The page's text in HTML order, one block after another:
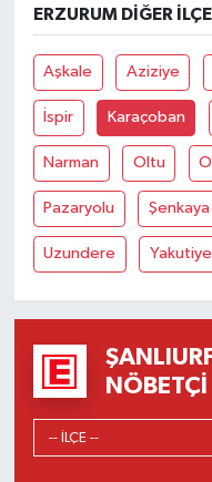
ERZURUM DIĞER
Aşkale Aziziye
İspir Karaçoban
Narman Oltu
Pazaryolu Şenkaya
Uzundere Yakutiye